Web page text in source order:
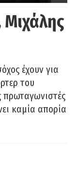
Μιχάλης
έχουν για
του
πρωταγωνιστές
καμία απορία